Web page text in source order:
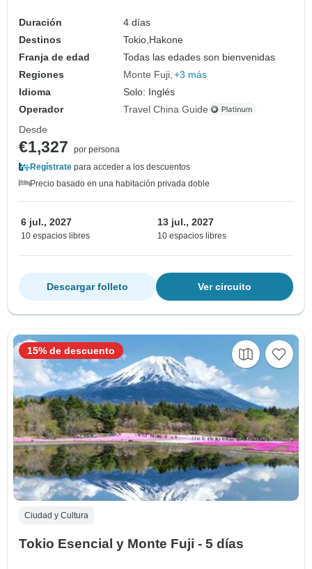
Duración
4 días
Destinos
Tokio, Hakone
Franja de edad
Todas las edades son bienvenidas
Regiones
Monte Fuji +3 más
Idioma
Solo: Inglés
Operador
Travel China Guide
Desde
€1,327
por persona
Regístrate para acceder a los descuentos
Precio basado en una habitación privada doble
6 jul., 2027
10 espacios libres
13 jul., 2027
10 espacios libres
Ver circuito
Descargar folleto
Ciudad y Cultura
Tokio Esencial y Monte Fuji - 5 días
15% de descuento